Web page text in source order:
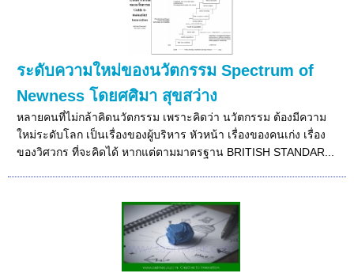
ระดับความใหม่ของนวัตกรรม Spectrum of
Newness โดยศศิมา สุขสว่าง
หลายคนที่ไม่กล้าคิดนวัตกรรม เพราะคิดว่า นวัตกรรม ต้องมีความ
ใหม่ระดับโลก เป็นเรื่องของผู้บริหาร หัวหน้า เรื่องของคนเก่ง เรื่อง
ของวิศวกร ที่จะคิดได้ หากแต่ตามมาตรฐาน BRITISH STANDAR...